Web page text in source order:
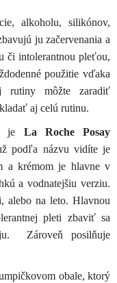
alkoholu, silikónov,
ju začervenania a
či intolerantnou pleťou,
použitie vďaka
rutiny môžte zaradiť
aj celú rutinu.
je La Roche Posay
podľa názvu vidíte je
a krémom je hlavne v
a vodnatejšiu verziu.
alebo na leto. Hlavnou
pleti zbaviť sa
Zároveň posilňuje
obale, ktorý